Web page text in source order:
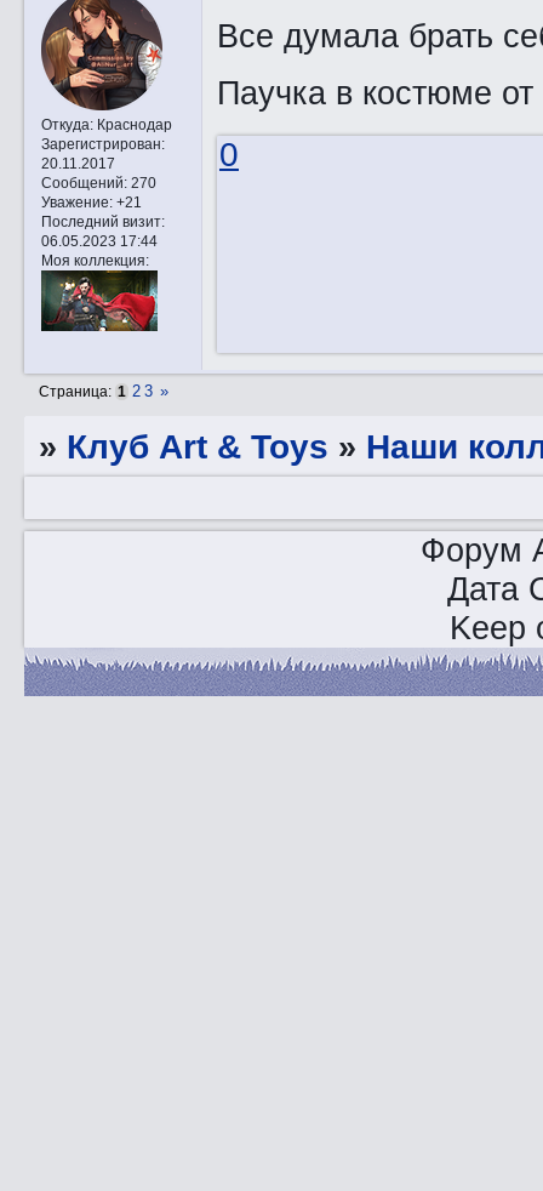
Откуда:Краснодар
Зарегистрирован:
20.11.2017
Сообщений:270
Уважение: +21
Последний визит:
06.05.2023 17:44
Моя коллекция:
Все думала брать
Паучка в костюме
0
Страница: 1 2 3 »
» Клуб Art & Toys » Наши
Форум
Дата
Keep